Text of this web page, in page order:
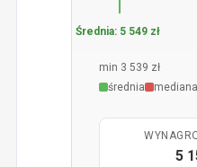
Średnia: 5 549 zł
min 3 539 zł
średnia
mediana
5